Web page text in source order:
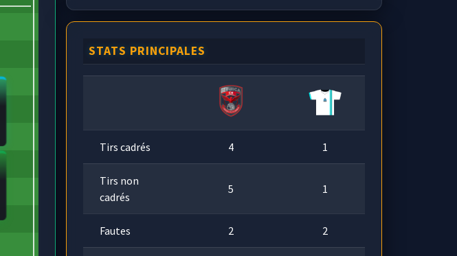
75
magnifique petit pont.Vidicsemble vexé, alors
tout vu, c'est une faute !
STATS PRINCIPALES
Tirs cadrés 4 1
Tirs non
cadrés
5 1
Fautes 2 2